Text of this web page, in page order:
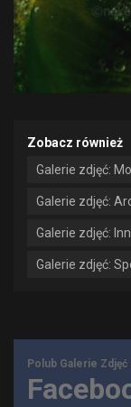
Zobacz również
Galerie zdjęć:
Galerie zdjęć:
Galerie zdjęć:
Galerie zdjęć:
Polub Galerie Zdjęć